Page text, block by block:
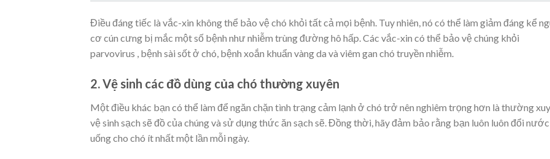
Điều đáng tiếc là vắc-xin không thể bảo vệ chó khỏi tất cả mọi bệnh. Tuy nhiên, nó có thể làm giảm đáng kể
cơ cún cưng bị mắc một số bệnh như nhiễm trùng đường hô hấp. Các vắc-xin có thể bảo vệ chúng khỏi
parvovirus , bệnh sài sốt ở chó, bệnh xoắn khuẩn vàng da và viêm gan chó truyền nhiễm.
2. Vệ sinh các đồ dùng của chó thường xuyên
Một điều khác bạn có thể làm để ngăn chặn tình trạng cảm lạnh ở chó trở nên nghiêm trọng hơn là thường
vệ sinh sạch sẽ đồ của chúng và sử dụng thức ăn sạch sẽ. Đồng thời, hãy đảm bảo rằng bạn luôn luôn đổi nước
uống cho chó ít nhất một lần mỗi ngày.